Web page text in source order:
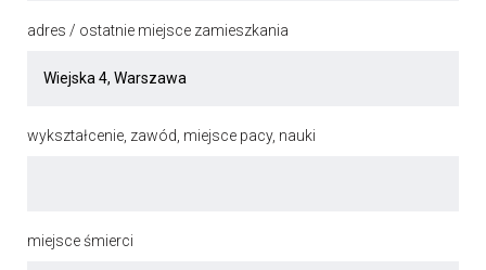
adres / ostatnie miejsce zamieszkania
wykształcenie, zawód, miejsce pacy, nauki
miejsce śmierci